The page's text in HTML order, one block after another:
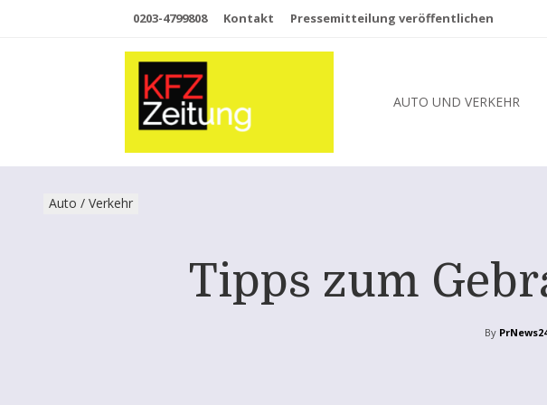
0203-4799808 Kontakt Pressemitteilung veröffentlichen
AUTO UND VERKEHR
Auto / Verkehr
Tipps zum
By